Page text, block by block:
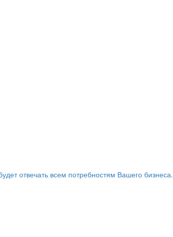
отвечать всем потребностям Вашего бизнеса.